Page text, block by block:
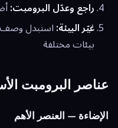
راجع وعدّل البرومبت:
غيّر البيئة:استبدل وصف
بيئات مختلفة
عناصر البرومبت
الإضاءة — العنصر الأهم